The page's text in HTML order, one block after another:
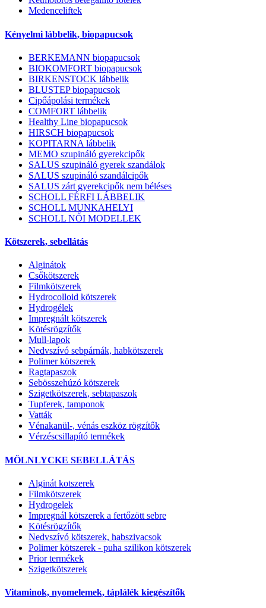
Medenceliftek
Kényelmi lábbelik, biopapucsok
BERKEMANN biopapucsok
BIOKOMFORT biopapucsok
BIRKENSTOCK lábbelik
BLUSTEP biopapucsok
Cipőápolási termékek
COMFORT lábbelik
Healthy Line biopapucsok
HIRSCH biopapucsok
KOPITARNA lábbelik
MEMO szupináló gyerekcipők
SALUS szupináló gyerek szandálok
SALUS szupináló szandálcipők
SALUS zárt gyerekcipők nem béléses
SCHOLL FÉRFI LÁBBELIK
SCHOLL MUNKAHELYI
SCHOLL NŐI MODELLEK
Kötszerek, sebellátás
Alginátok
Csőkötszerek
Filmkötszerek
Hydrocolloid kötszerek
Hydrogélek
Impregnált kötszerek
Kötésrögzítők
Mull-lapok
Nedvszívó sebpárnák, habkötszerek
Polimer kötszerek
Ragtapaszok
Sebösszehúzó kötszerek
Szigetkötszerek, sebtapaszok
Tupferek, tamponok
Vatták
Vénakanül-, vénás eszköz rögzítők
Vérzéscsillapító termékek
MÖLNLYCKE SEBELLÁTÁS
Alginát kotszerek
Filmkötszerek
Hydrogelek
Impregnál kötszerek a fertőzött sebre
Kötésrögzítők
Nedvszívó kötszerek, habszivacsok
Polimer kötszerek - puha szilikon kötszerek
Prior termékek
Szigetkötszerek
Vitaminok, nyomelemek, táplálék kiegészítők